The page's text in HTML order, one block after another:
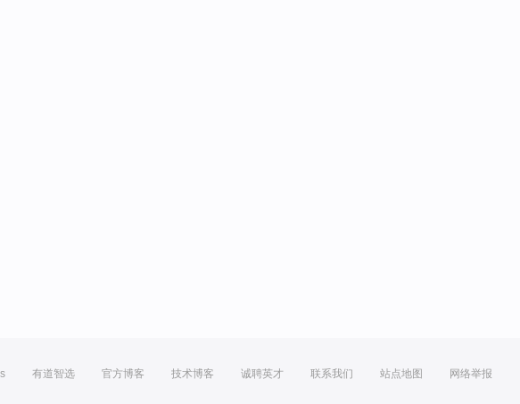
有道智选 官方博客 技术博客 诚聘英才 联系我们 站点地图 网络举报